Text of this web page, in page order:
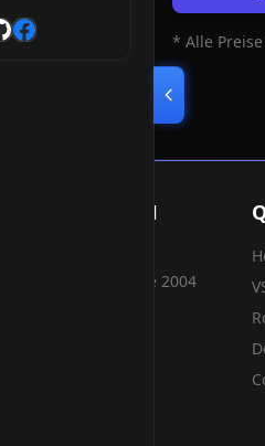
* Alle
GmbH
services since 2004